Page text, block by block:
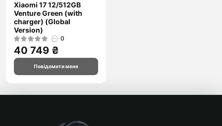
Xiaomi 17 12/512GB
Venture Green (with
charger) (Global
Version)
0
40 749 ₴
Повідомити мене